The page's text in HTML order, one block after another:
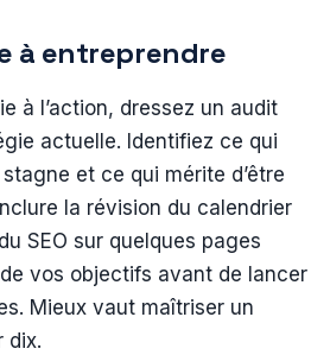
à entreprendre
à l’action, dressez un audit
actuelle. Identifiez ce qui
et ce qui mérite d’être
la révision du calendrier
SEO sur quelques pages
vos objectifs avant de lancer
Mieux vaut maîtriser un
dix.